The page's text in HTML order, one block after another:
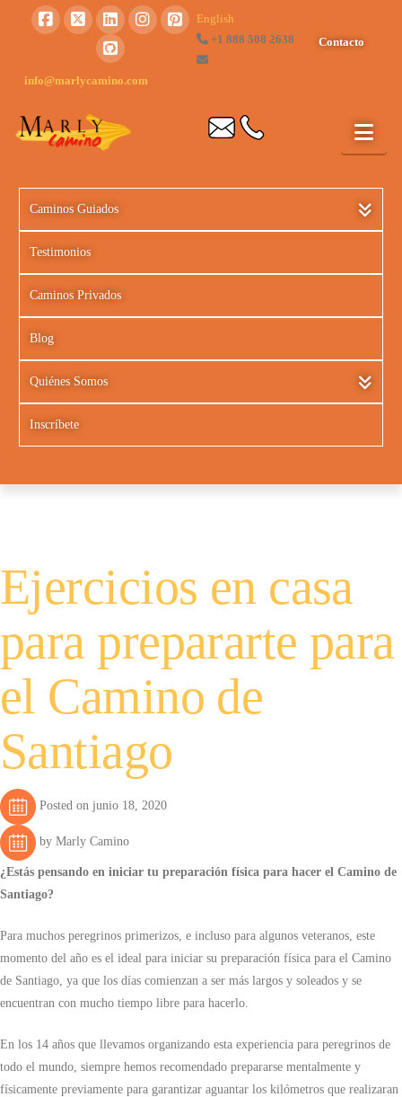
English
Contacto
+1 888 508 2638
info@marlycamino.com
Caminos Guiados
Testimonios
Caminos Privados
Blog
Quiénes Somos
Inscríbete
Ejercicios en casa
para prepararte para
el Camino de
Santiago
Posted on junio 18, 2020
by Marly Camino
¿Estás pensando en iniciar tu preparación física para hacer el Camino de
Santiago?
Para muchos peregrinos primerizos, e incluso para algunos veteranos, este
momento del año es el ideal para iniciar su preparación física para el Camino
de Santiago, ya que los días comienzan a ser más largos y soleados y se
encuentran con mucho tiempo libre para hacerlo.
En los 14 años que llevamos organizando esta experiencia para peregrinos de
todo el mundo, siempre hemos recomendado prepararse mentalmente y
físicamente previamente para garantizar aguantar los kilómetros que realizaran